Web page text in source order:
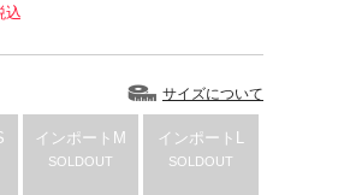
込
サイズについて
インポートM
SOLDOUT
インポートL
SOLDOUT